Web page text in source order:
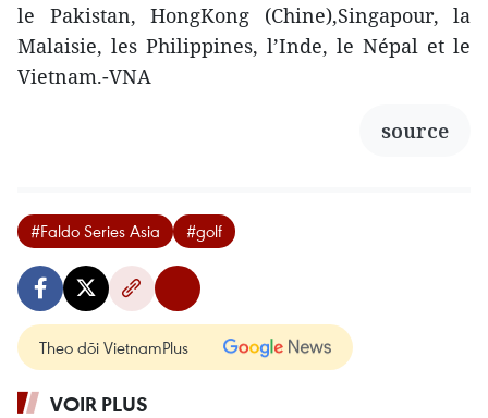
le Pakistan, HongKong (Chine),Singapour, la
Malaisie, les Philippines, l’Inde, le Népal et le
Vietnam.-VNA
source
#Faldo Series Asia #golf
Theo dõi VietnamPlus
VOIR PLUS